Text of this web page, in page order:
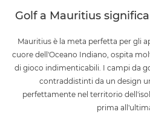
Golf a Mauritius
Mauritius è la meta perfetta per gli
cuore dell'Oceano Indiano, ospita
di gioco indimenticabili. I campi da
contraddistinti da un design
perfettamente nel territorio
prima